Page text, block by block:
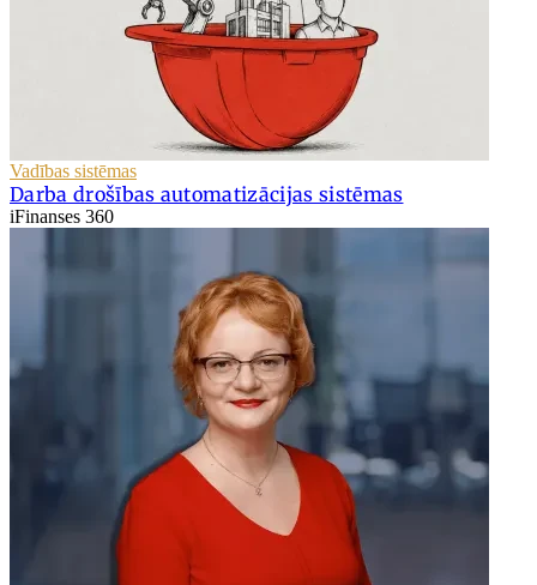
Vadības sistēmas
Darba drošības automatizācijas sistēmas
iFinanses 360